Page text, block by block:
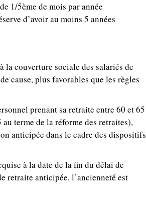
1/5ème de mois par année
d’avoir au moins 5 années
la couverture sociale des salariés de
cause, plus favorables que les règles
prenant sa retraite entre 60 et 65
terme de la réforme des retraites),
anticipée dans le cadre des dispositifs
à la date de la fin du délai de
retraite anticipée, l’ancienneté est